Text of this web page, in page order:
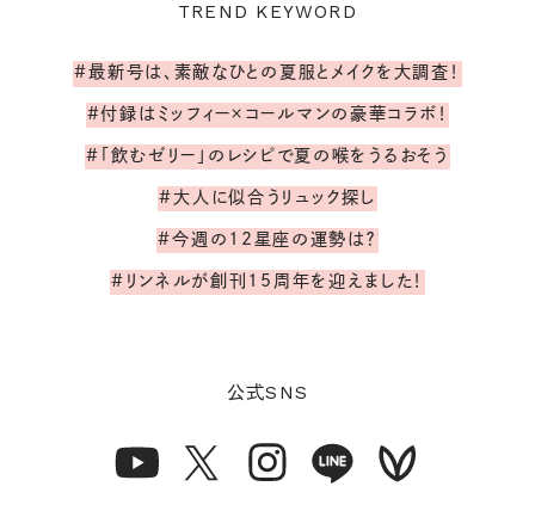
TREND KEYWORD
#最新号は、素敵なひとの夏服とメイクを大調査！
#付録はミッフィー×コールマンの豪華コラボ！
#「飲むゼリー」のレシピで夏の喉をうるおそう
#大人に似合うリュック探し
#今週の12星座の運勢は？
#リンネルが創刊15周年を迎えました！
公式SNS